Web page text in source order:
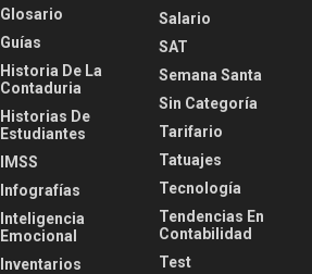
Glosario
Guías
Historia De La
Contaduria
Historias De
Estudiantes
IMSS
Infografías
Inteligencia
Emocional
Inventarios
Salario
SAT
Semana Santa
Sin Categoría
Tarifario
Tatuajes
Tecnología
Tendencias En
Contabilidad
Test